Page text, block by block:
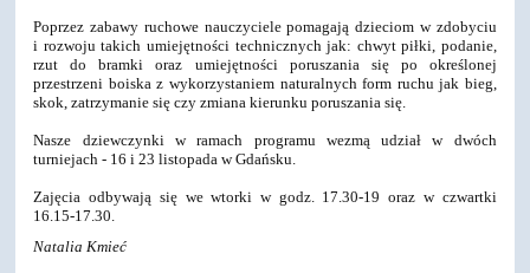
Poprzez zabawy ruchowe nauczyciele pomagają dzieciom w zdobyciu
i rozwoju takich umiejętności technicznych jak: chwyt piłki, podanie,
rzut do bramki oraz umiejętności poruszania się po określonej
przestrzeni boiska z wykorzystaniem naturalnych form ruchu jak bieg,
skok, zatrzymanie się czy zmiana kierunku poruszania się.
Nasze dziewczynki w ramach programu wezmą udział w dwóch
turniejach - 16 i 23 listopada w Gdańsku.
Zajęcia odbywają się we wtorki w godz. 17.30-19 oraz w czwartki
16.15-17.30.
Natalia Kmieć